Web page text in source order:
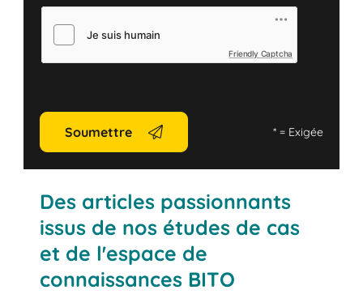
Friendly Captcha
Soumettre *= Exigée
Des articles passionnants
issus de nos études de cas
et de l'espace de
connaissances BITO